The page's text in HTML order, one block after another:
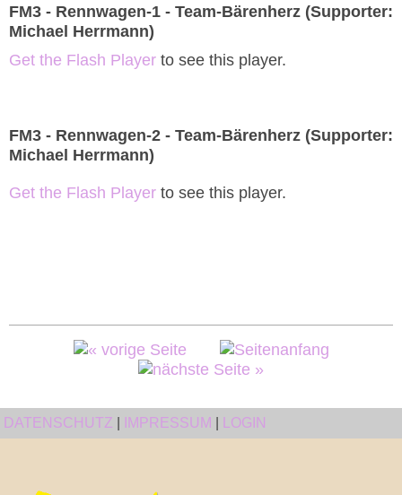
FM3 - Rennwagen-1 - Team-Bärenherz (Supporter:
Michael Herrmann)
Get the Flash Player to see this player.
FM3 - Rennwagen-2 - Team-Bärenherz (Supporter:
Michael Herrmann)
Get the Flash Player to see this player.
DATENSCHUTZ IMPRESSUM LOGIN